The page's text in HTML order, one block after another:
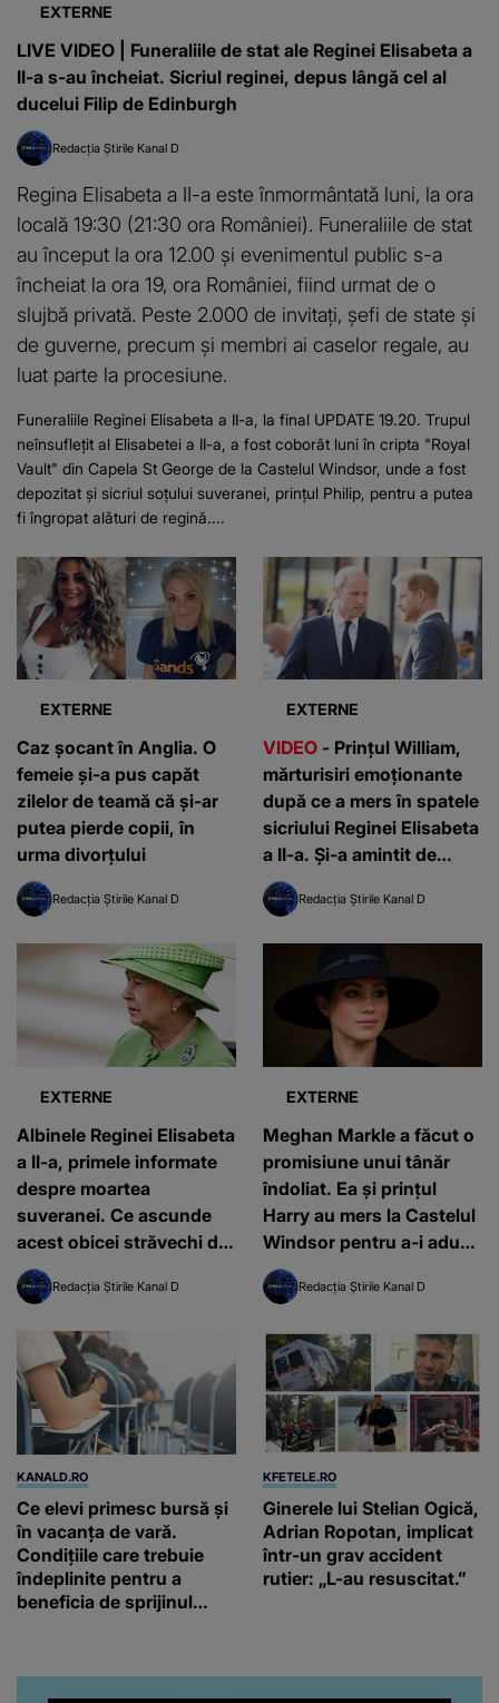
EXTERNE
LIVE VIDEO | Funeraliile de stat ale Reginei Elisabeta a
II-a s-au încheiat. Sicriul reginei, depus lângă cel al
ducelui Filip de Edinburgh
Redacția Știrile Kanal D
Regina Elisabeta a II-a este înmormântată luni, la ora
locală 19:30 (21:30 ora României). Funeraliile de stat
au început la ora 12.00 și evenimentul public s-a
încheiat la ora 19, ora României, fiind urmat de o
slujbă privată. Peste 2.000 de invitați, șefi de state și
de guverne, precum și membri ai caselor regale, au
luat parte la procesiune.
Funeraliile Reginei Elisabeta a II-a, la final UPDATE 19.20. Trupul
neînsufleţit al Elisabetei a II-a, a fost coborât luni în cripta "Royal
Vault" din Capela St George de la Castelul Windsor, unde a fost
depozitat şi sicriul soţului suveranei, prinţul Philip, pentru a putea
fi îngropat alături de regină....
EXTERNE
Caz șocant în Anglia. O
femeie și-a pus capăt
zilelor de teamă că și-ar
putea pierde copii, în
urma divorțului
Redacția Știrile Kanal D
EXTERNE
VIDEO - Prințul William,
mărturisiri emoționante
după ce a mers în spatele
sicriului Reginei Elisabeta
a II-a. Și-a amintit de
mama sa, Prințesa Diana
Redacția Știrile Kanal D
EXTERNE
Albinele Reginei Elisabeta
a II-a, primele informate
despre moartea
suveranei. Ce ascunde
acest obicei străvechi de
la Casa Regală
Redacția Știrile Kanal D
EXTERNE
Meghan Markle a făcut o
promisiune unui tânăr
îndoliat. Ea și prințul
Harry au mers la Castelul
Windsor pentru a-i aduce
un omagiu Reginei
Elisabeta a II-a
Redacția Știrile Kanal D
KANALD.RO
Ce elevi primesc bursă și
în vacanța de vară.
Condițiile care trebuie
îndeplinite pentru a
beneficia de sprijinul
KFETELE.RO
Ginerele lui Stelian Ogică,
Adrian Ropotan, implicat
într-un grav accident
rutier: „L-au resuscitat.”